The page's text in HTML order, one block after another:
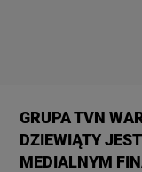
GRUPA TVN
DZIEWIĄTY
MEDIALNYM